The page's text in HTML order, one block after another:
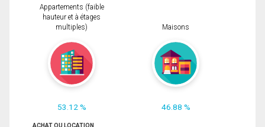
Appartements (faible
hauteur et à étages
multiples)
53.12 %
Maisons
46.88 %
ACHAT OU LOCATION